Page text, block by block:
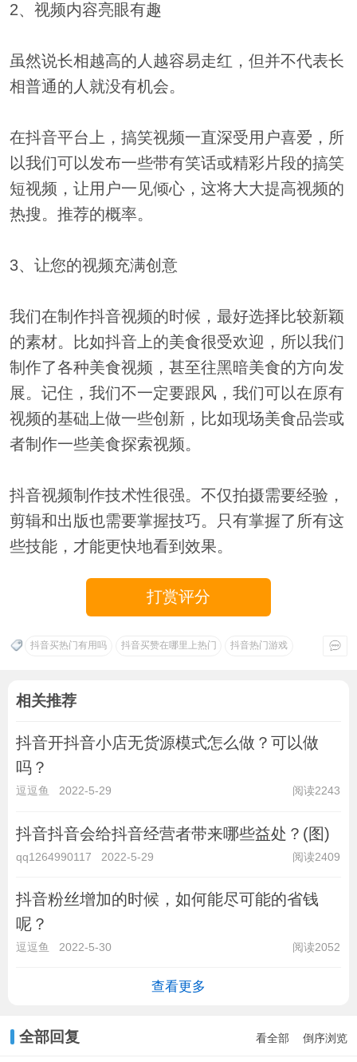
2、视频内容亮眼有趣
虽然说长相越高的人越容易走红，但并不代表长
相普通的人就没有机会。
在抖音平台上，搞笑视频一直深受用户喜爱，所
以我们可以发布一些带有笑话或精彩片段的搞笑
短视频，让用户一见倾心，这将大大提高视频的
热搜。推荐的概率。
3、让您的视频充满创意
我们在制作抖音视频的时候，最好选择比较新颖
的素材。比如抖音上的美食很受欢迎，所以我们
制作了各种美食视频，甚至往黑暗美食的方向发
展。记住，我们不一定要跟风，我们可以在原有
视频的基础上做一些创新，比如现场美食品尝或
者制作一些美食探索视频。
抖音视频制作技术性很强。不仅拍摄需要经验，
剪辑和出版也需要掌握技巧。只有掌握了所有这
些技能，才能更快地看到效果。
打赏评分
抖音买热门有用吗 抖音买赞在哪里上热门 抖音热门游戏
相关推荐
抖音开抖音小店无货源模式怎么做？可以做
吗？
逗逗鱼 2022-5-29 阅读2243
抖音抖音会给抖音经营者带来哪些益处？(图)
qq1264990117 2022-5-29 阅读2409
抖音粉丝增加的时候，如何能尽可能的省钱
呢？
逗逗鱼 2022-5-30 阅读2052
查看更多
全部回复 看全部 倒序浏览